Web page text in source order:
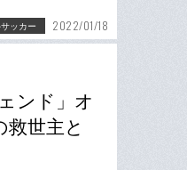
ッカー 2022/01/18
ンド」オ
救世主と